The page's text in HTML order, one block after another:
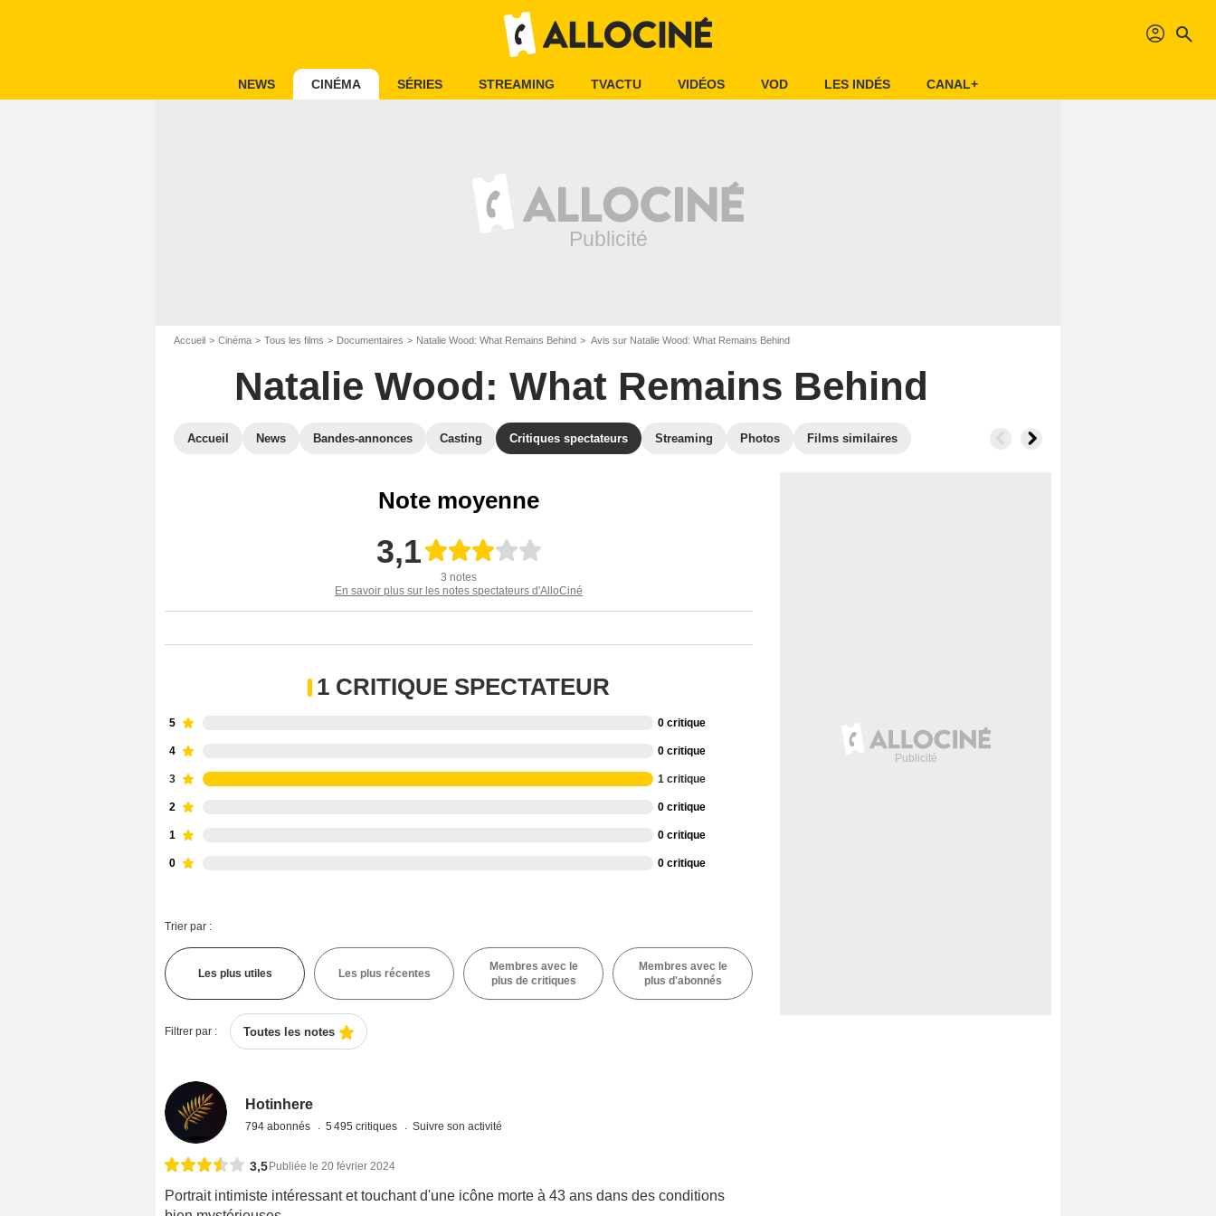
profil search
NEWS CINÉMA SÉRIES STREAMING TVACTU VIDÉOS VOD LES INDÉS CANAL+
Accueil Cinéma Tous les films Documentaires Natalie Wood: What Remains Behind Avis sur Natalie Wood: What Remains Behind
Natalie Wood: What Remains Behind
Accueil News Bandes-annonces Casting Critiques spectateurs Streaming Photos Films similaires
Note moyenne
3,1
3 notes
En savoir plus sur les notes spectateurs d'AlloCiné
1 CRITIQUE SPECTATEUR
5 0 critique
4 0 critique
3 1 critique
2 0 critique
1 0 critique
0 0 critique
Trier par :
Les plus utiles Les plus récentes
Membres avec le
plus de critiques
Membres avec le
plus d'abonnés
Filtrer par : Toutes les notes
Hotinhere
794 abonnés 5 495 critiques Suivre son activité
3,5 Publiée le 20 février 2024
Portrait intimiste intéressant et touchant d'une icône morte à 43 ans dans des conditions